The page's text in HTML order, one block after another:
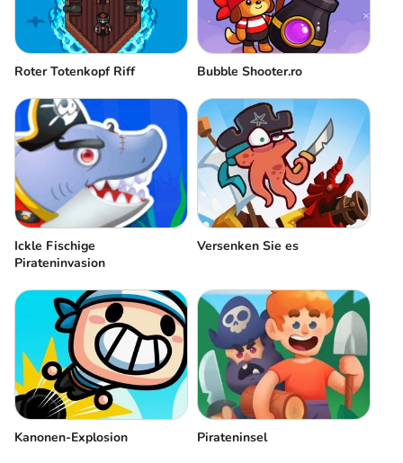
Roter Totenkopf Riff Bubble Shooter.ro
Ickle Fischige
Pirateninvasion
Versenken Sie es
Kanonen-Explosion Pirateninsel